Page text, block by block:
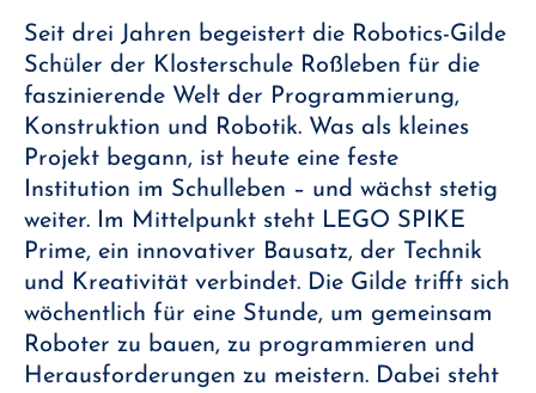
Seit drei Jahren begeistert die Robotics-Gilde
Schüler der Klosterschule Roßleben für die
faszinierende Welt der Programmierung,
Konstruktion und Robotik. Was als kleines
Projekt begann, ist heute eine feste
Institution im Schulleben – und wächst stetig
weiter. Im Mittelpunkt steht LEGO SPIKE
Prime, ein innovativer Bausatz, der Technik
und Kreativität verbindet. Die Gilde trifft sich
wöchentlich für eine Stunde, um gemeinsam
Roboter zu bauen, zu programmieren und
Herausforderungen zu meistern. Dabei steht